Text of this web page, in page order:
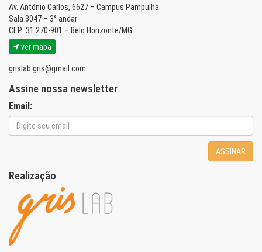
Av. Antônio Carlos, 6627 – Campus Pampulha
Sala 3047 – 3° andar
CEP: 31.270-901 – Belo Horizonte/MG
ver mapa
grislab.gris@gmail.com
Assine nossa newsletter
Email:
ASSINAR
Realização